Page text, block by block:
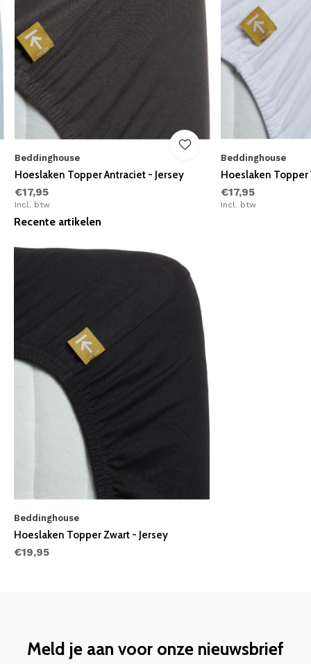
Beddinghouse
Hoeslaken Topper Antraciet - Jersey
€17,95
Incl. btw
Beddinghouse
Hoeslaken Topper
€17,95
Incl. btw
Recente artikelen
Beddinghouse
Hoeslaken Topper Zwart - Jersey
€19,95
Meld je aan voor onze nieuwsbrief